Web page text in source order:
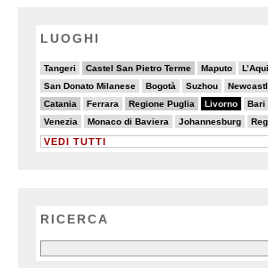
LUOGHI
Tangeri
2/20 Castel San Pietro Terme
6/20 Maputo
4/20
4/20
3/20
10/20
San Donato Milanese
3/20 Bogotà
2/20 Suzhou
2/20
3/20
Catania
6/20 Ferrara
2/20 Regione Puglia
7/20 Livorno
20/20 Bari
5/20
4/20
Venezia
4/20 Monaco di Baviera
4/20 Johannesburg
3/20
2/20
VEDI TUTTI
RICERCA